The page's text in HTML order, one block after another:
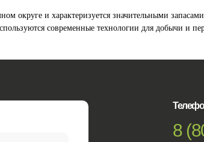
и характеризуется значительными запасами
современные технологии для добычи и
8